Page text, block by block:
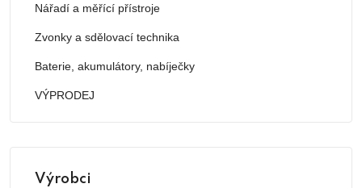
Nářadí a měřící přístroje
Zvonky a sdělovací technika
Baterie, akumulátory, nabíječky
VÝPRODEJ
Výrobci